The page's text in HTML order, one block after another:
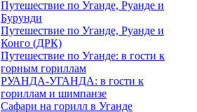
Путешествие по Уганде, Руанде и
Бурунди
Путешествие по Уганде, Руанде и
Конго (ДРК)
Путешествие по Уганде: в гости к
горным гориллам
РУАНДА-УГАНДА: в гости к
гориллам и шимпанзе
Сафари на горилл в Уганде